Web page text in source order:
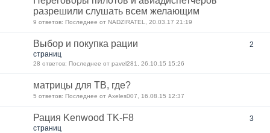
разрешили слушать всем желающим
9 ответов: Последнее от NADZIRATEL, 20.03.17 21:19
Выбор и покупка рации
2
страниц
28 ответов: Последнее от pavel281, 26.10.15 15:26
матрицы для ТВ, где?
5 ответов: Последнее от Axeles007, 16.08.15 12:37
Рация Kenwood TK-F8
3
страниц